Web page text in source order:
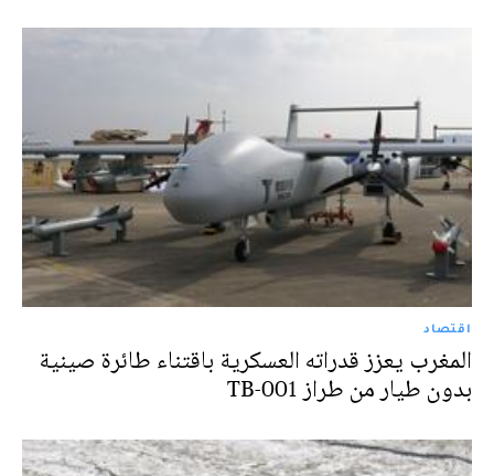
اقتصاد
المغرب يعزز قدراته العسكرية باقتناء طائرة صينية
بدون طيار من طراز TB-001